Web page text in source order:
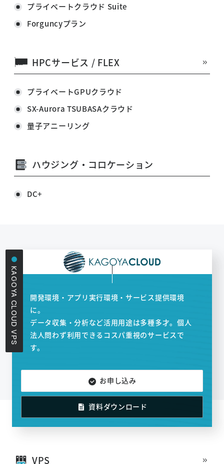
プライベートクラウド Suite
Forguncyプラン
HPCサービス / FLEX
プライベートGPUクラウド
SX-Aurora TSUBASAクラウド
量子アニーリング
ハウジング・コロケーション
DC+
KAGOYA CLOUD VPS
開発環境・アプリ実行環境・サービス提供環境
に。
データ収集・分析など活用用途は多種多才。個人
法人問わず利用できるコスパ重視のサービスで
す。
お申し込み
資料ダウンロード
VPS